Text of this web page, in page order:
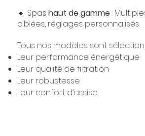
🔹 Spashaut de gamme :
ciblées, réglages personnalisés.
Tous nos modèles sont
Leur performance énergétique
Leur qualité de filtration
Leur robustesse
Leur confort d’assise